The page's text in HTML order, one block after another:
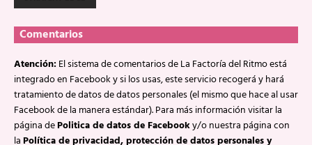
Comentarios
Atención:El sistema de comentarios de La Factoría del Ritmo está
integrado en Facebook y si los usas, este servicio recogerá y hará
tratamiento de datos de datos personales (el mismo que hace al usar
Facebook de la manera estándar). Para más información visitar la
página dePolitica de datos de Facebooky/o nuestra página con
laPolítica de privacidad, protección de datos personales y